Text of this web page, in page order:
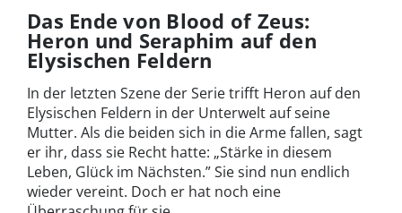
Das Ende von Blood of Zeus:
Heron und Seraphim auf den
Elysischen Feldern
In der letzten Szene der Serie trifft Heron auf den
Elysischen Feldern in der Unterwelt auf seine
Mutter. Als die beiden sich in die Arme fallen, sagt
er ihr, dass sie Recht hatte: „Stärke in diesem
Leben, Glück im Nächsten.” Sie sind nun endlich
wieder vereint. Doch er hat noch eine